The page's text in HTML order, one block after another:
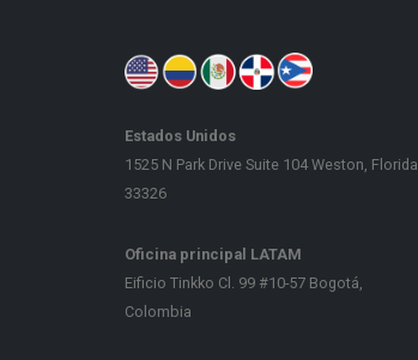
Estados Unidos
1525 N Park Drive Suite 104 Weston, Florida
33326
Oficina principal LATAM
Eificio Tinkko Cl. 99 #10-57 Bogotá,
Colombia